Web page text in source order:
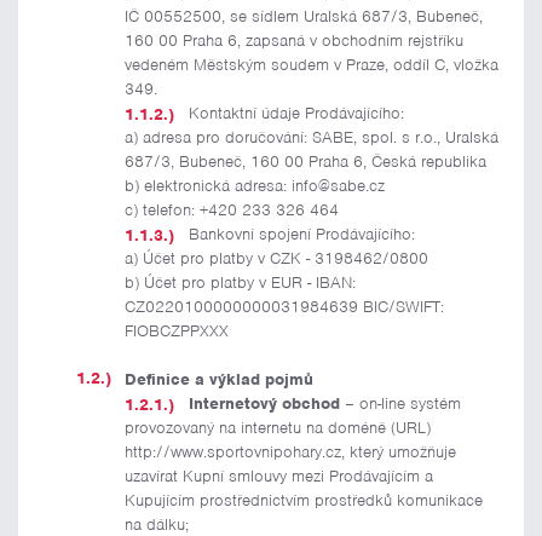
IČ 00552500, se sídlem Uralská 687/3, Bubeneč,
160 00 Praha 6, zapsaná v obchodním rejstříku
vedeném Městským soudem v Praze, oddíl C, vložka
349.
Kontaktní údaje Prodávajícího:
a) adresa pro doručování: SABE, spol. s r.o., Uralská
687/3, Bubeneč, 160 00 Praha 6, Česká republika
b) elektronická adresa: info@sabe.cz
c) telefon: +420 233 326 464
Bankovní spojení Prodávajícího:
a) Účet pro platby v CZK - 3198462/0800
b) Účet pro platby v EUR - IBAN:
CZ0220100000000031984639 BIC/SWIFT:
FIOBCZPPXXX
Definice a výklad pojmů
Internetový obchod– on-line systém
provozovaný na internetu na doméně (URL)
http://www.sportovnipohary.cz, který umožňuje
uzavírat Kupní smlouvy mezi Prodávajícím a
Kupujícím prostřednictvím prostředků komunikace
na dálku;